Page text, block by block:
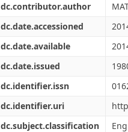
dc.contributor.author
dc.date.accessioned
dc.date.available
dc.date.issued
dc.identifier.issn
dc.identifier.uri
dc.subject.classification